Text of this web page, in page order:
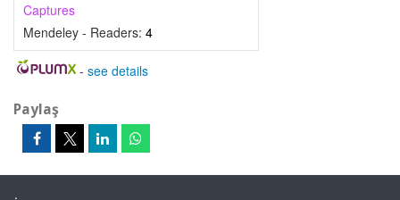
Captures
Mendeley - Readers: 4
- see details
Paylaş